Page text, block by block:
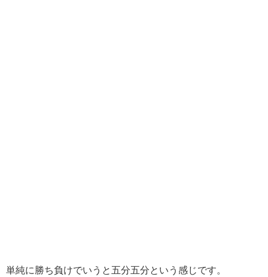
単純に勝ち負けでいうと五分五分という感じです。